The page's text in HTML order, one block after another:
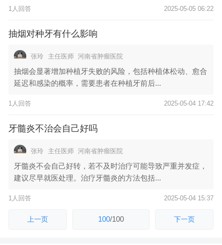
1人回答 2025-05-05 06:22
抽烟对种牙有什么影响
张玲 主任医师 河南省肿瘤医院
抽烟会显著增加种植牙失败的风险，包括种植体松动、愈合
延迟和感染的概率，需要患者在种植牙前后...
1人回答 2025-05-04 17:42
牙髓炎不治会自己好吗
张玲 主任医师 河南省肿瘤医院
牙髓炎不会自己好转，若不及时治疗可能导致严重并发症，
建议尽早就医处理。治疗牙髓炎的方法包括...
1人回答 2025-05-04 15:37
上一页 100/100 下一页